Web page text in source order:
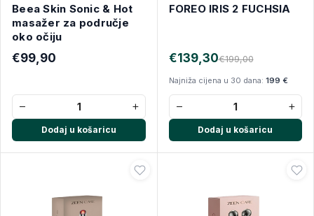
Beea Skin Sonic & Hot
masažer za područje
oko očiju
€99,90
− +
Dodaj u košaricu
FOREO IRIS 2 FUCHSIA
€199,00
€139,30
Najniža cijena u 30 dana: 199 €
− +
Dodaj u košaricu